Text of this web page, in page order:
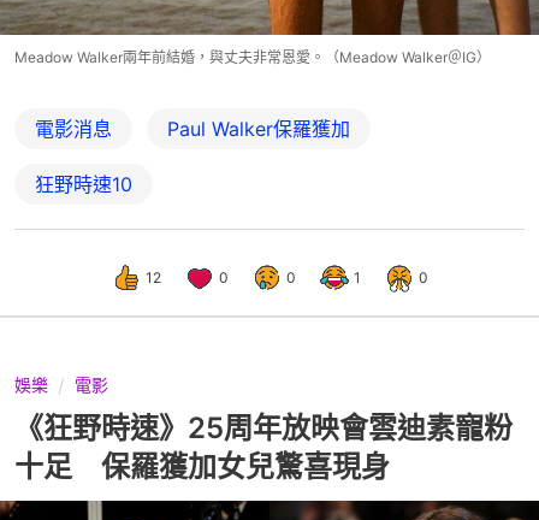
Meadow Walker兩年前結婚，與丈夫非常恩愛。（Meadow Walker＠IG）
電影消息 Paul Walker保羅獲加
狂野時速10
12 0 0 1 0
娛樂 電影
《狂野時速》25周年放映會雲迪素寵粉
十足 保羅獲加女兒驚喜現身